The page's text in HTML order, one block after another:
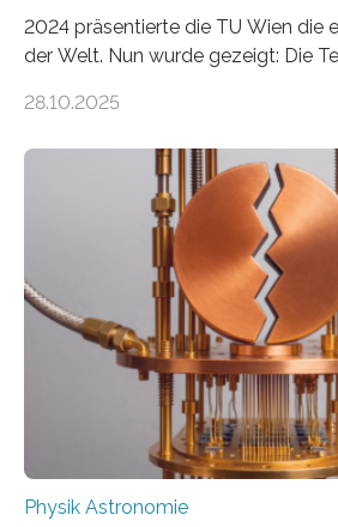
2024 präsentierte die TU Wien die
der Welt. Nun wurde gezeigt: Die
fundamentalen Physik
Messungen verwenden. Das hatte
vermutet, weltweit war nach den
Atomkern-Zuständen gesucht
einem Team der TU Wien mit
internationaler Partner der
Der lange diskutierte Thorium-
gefunden. Kurz darauf konnte man
Thorium tatsächlich nutzen lässt,
28.10.2025
Physik Astronomie